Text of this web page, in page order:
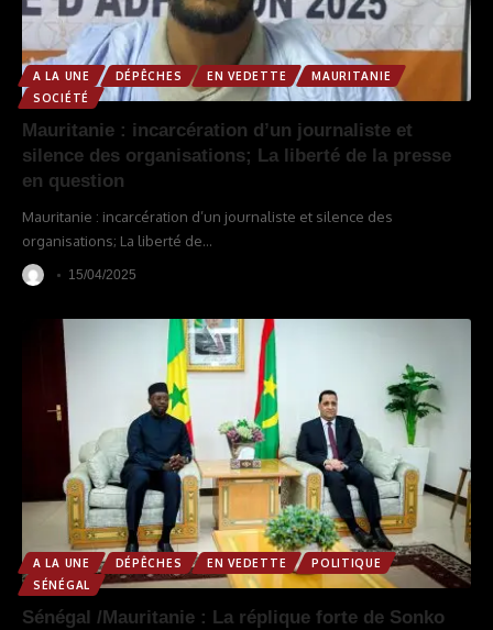
A LA UNE DÉPÊCHES EN VEDETTE
MAURITANIE
SOCIÉTÉ
Mauritanie : incarcération d’un journaliste et
silence des organisations; La liberté de la presse
en question
Mauritanie : incarcération d’un journaliste et silence des
organisations; La liberté de…
15/04/2025
A LA UNE DÉPÊCHES EN VEDETTE
POLITIQUE
SÉNÉGAL
Sénégal /Mauritanie : La réplique forte de Sonko